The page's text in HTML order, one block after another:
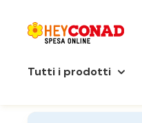
Tutti i prodotti